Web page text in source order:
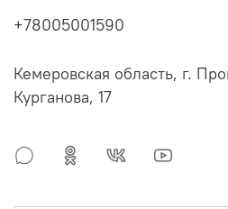
+78005001590
Кемеровская область, г.
Курганова, 17